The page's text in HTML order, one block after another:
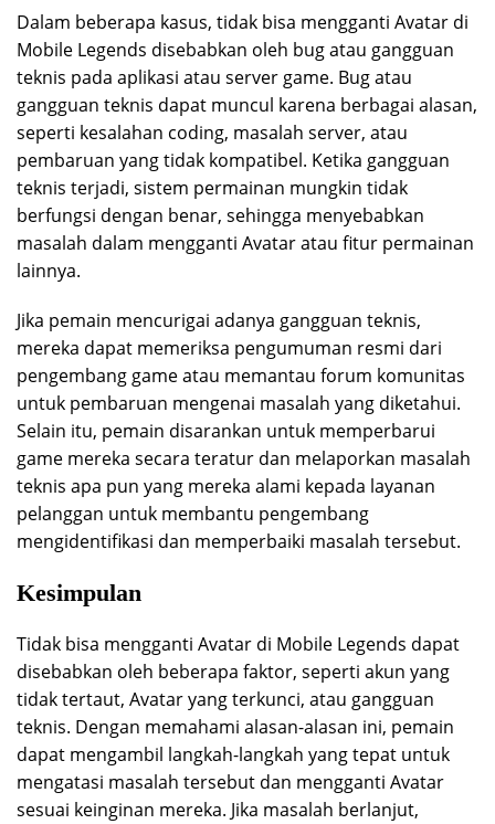
Dalam beberapa kasus, tidak bisa mengganti Avatar di
Mobile Legends disebabkan oleh bug atau gangguan
teknis pada aplikasi atau server game. Bug atau
gangguan teknis dapat muncul karena berbagai alasan,
seperti kesalahan coding, masalah server, atau
pembaruan yang tidak kompatibel. Ketika gangguan
teknis terjadi, sistem permainan mungkin tidak
berfungsi dengan benar, sehingga menyebabkan
masalah dalam mengganti Avatar atau fitur permainan
lainnya.
Jika pemain mencurigai adanya gangguan teknis,
mereka dapat memeriksa pengumuman resmi dari
pengembang game atau memantau forum komunitas
untuk pembaruan mengenai masalah yang diketahui.
Selain itu, pemain disarankan untuk memperbarui
game mereka secara teratur dan melaporkan masalah
teknis apa pun yang mereka alami kepada layanan
pelanggan untuk membantu pengembang
mengidentifikasi dan memperbaiki masalah tersebut.
Kesimpulan
Tidak bisa mengganti Avatar di Mobile Legends dapat
disebabkan oleh beberapa faktor, seperti akun yang
tidak tertaut, Avatar yang terkunci, atau gangguan
teknis. Dengan memahami alasan-alasan ini, pemain
dapat mengambil langkah-langkah yang tepat untuk
mengatasi masalah tersebut dan mengganti Avatar
sesuai keinginan mereka. Jika masalah berlanjut,